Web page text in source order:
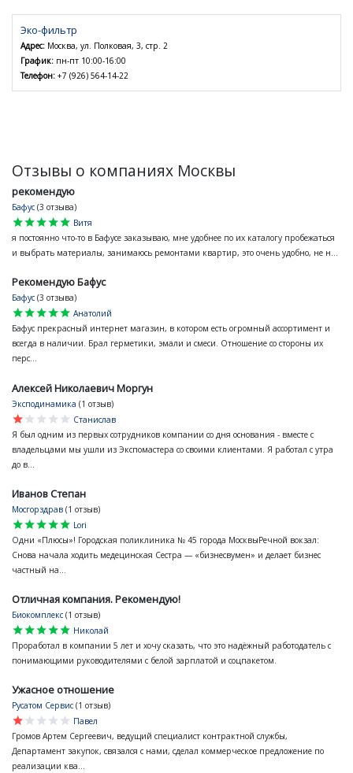
Эко-фильтр
Адрес: Москва, ул. Полковая, 3, стр. 2
График: пн-пт 10:00-16:00
Телефон: +7 (926) 564-14-22
Отзывы о компаниях Москвы
рекомендую
Бафус (3 отзыва)
star
star
star
star
star
Витя
я постоянно что-то в Бафусе заказываю, мне удобнее по их каталогу пробежаться
и выбрать материалы, занимаюсь ремонтами квартир, это очень удобно, не н...
Рекомендую Бафус
Бафус (3 отзыва)
star
star
star
star
star
Анатолий
Бафус прекрасный интернет магазин, в котором есть огромный ассортимент и
всегда в наличии. Брал герметики, эмали и смеси. Отношение со стороны их
перс...
Алексей Николаевич Моргун
Эксподинамика (1 отзыв)
star
star
star
star
star
Станислав
Я был одним из первых сотрудников компании со дня основания - вместе с
владельцами мы ушли из Экспомастера со своими клиентами. Я работал с утра
до в...
Иванов Степан
Мосгорздрав (1 отзыв)
star
star
star
star
star
Lori
Одни «Плюсы»! Городская поликлиника № 45 города МосквыРечной вокзал:
Снова начала ходить медецинская Сестра — «бизнесвумен» и делает бизнес
частный на...
Отличная компания. Рекомендую!
Биокомплекс (1 отзыв)
star
star
star
star
star
Николай
Проработал в компании 5 лет и хочу сказать, что это надёжный работодатель с
понимающими руководителями с белой зарплатой и соцпакетом.
Ужасное отношение
Русатом Сервис (1 отзыв)
star
star
star
star
star
Павел
Громов Артем Сергеевич, ведущий специалист контрактной службы,
Департамент закупок, связался с нами, сделал коммерческое предложение по
реализации ква...